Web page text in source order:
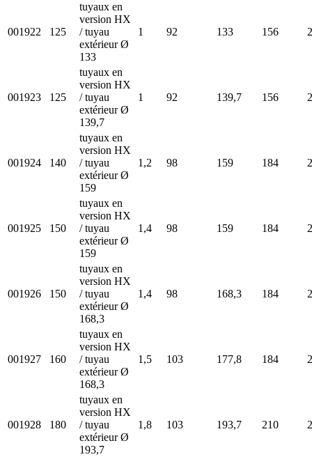
001922 125
tuyaux en
version HX
/ tuyau
extérieur Ø
133
1 92 133 156
001923 125
tuyaux en
version HX
/ tuyau
extérieur Ø
139,7
1 92 139,7 156
001924 140
tuyaux en
version HX
/ tuyau
extérieur Ø
159
1,2 98 159 184
001925 150
tuyaux en
version HX
/ tuyau
extérieur Ø
159
1,4 98 159 184
001926 150
tuyaux en
version HX
/ tuyau
extérieur Ø
168,3
1,4 98 168,3 184
001927 160
tuyaux en
version HX
/ tuyau
extérieur Ø
168,3
1,5 103 177,8 184
001928 180
tuyaux en
version HX
/ tuyau
extérieur Ø
193,7
1,8 103 193,7 210